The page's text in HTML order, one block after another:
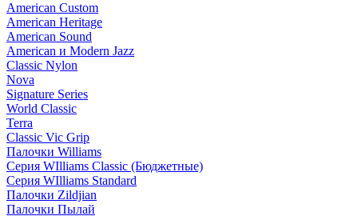
American Custom
American Heritage
American Sound
American и Modern Jazz
Classic Nylon
Nova
Signature Series
World Classic
Terra
Classic Vic Grip
Палочки Williams
Серия WIlliams Classic (Бюджетные)
Серия WIlliams Standard
Палочки Zildjian
Палочки Пылай